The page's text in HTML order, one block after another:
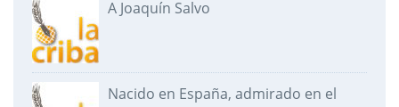
A Joaquín Salvo
Nacido en España, admirado en el